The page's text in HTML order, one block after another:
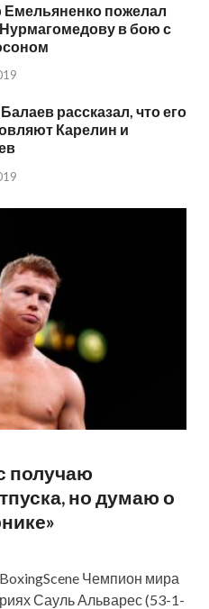
пожелал
в бою с
рассказал, что его
Карелин и
получаю
но думаю о
Чемпион мира
Сауль Альварес (53-1-